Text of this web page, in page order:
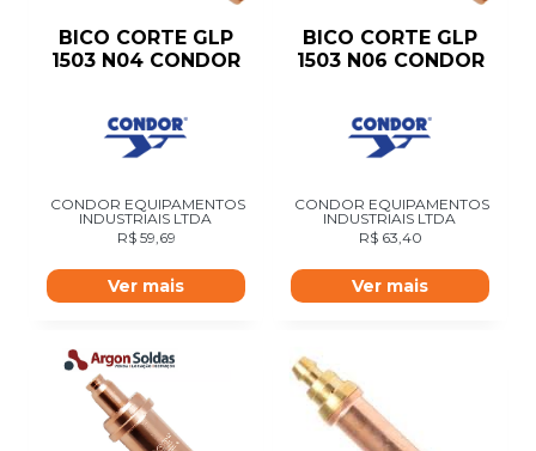
BICO CORTE GLP
1503 N04 CONDOR
CONDOR EQUIPAMENTOS
INDUSTRIAIS LTDA
R$59,69
Ver mais
BICO CORTE GLP
1503 N06 CONDOR
CONDOR EQUIPAMENTOS
INDUSTRIAIS LTDA
R$63,40
Ver mais